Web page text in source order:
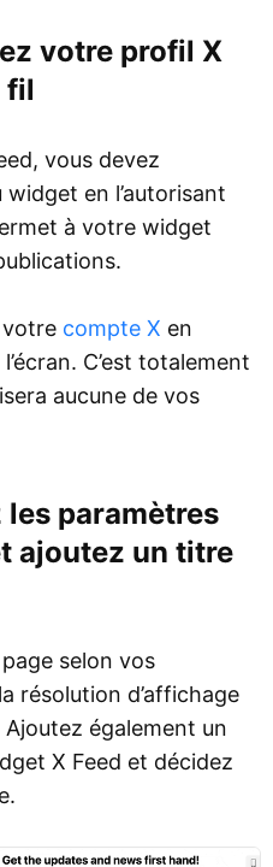
votre profil X
fil
vous devez
en l’autorisant
à votre widget
compte X en
C’est totalement
aucune de vos
paramètres
ajoutez un titre
selon vos
résolution d’affichage
également un
X Feed et décidez